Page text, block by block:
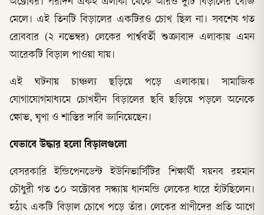
অক্টোবর। পরদিন একই এলাকা থেকে আরও দুটি বিড়ালের খোঁজ
মেলে। এই তিনটি বিড়ালের একটিরও চোখ ছিল না। সবশেষ গত
রোববার (২ নভেম্বর) লেকের পার্শ্ববর্তী শুক্রাবাদ এলাকায় এমন
আরেকটি বিড়াল পাওয়া যায়।
এই ঘটনায় চাঞ্চল্য ছড়িয়ে পড়ে এলাকায়। সামাজিক
যোগাযোগমাধ্যমে চোখহীন বিড়ালের ছবি ছড়িয়ে পড়লে অনেকে
ক্ষোভ, ঘৃণা ও শাস্তির দাবি জানিয়েছেন।
যেভাবে উদ্ধার হলো বিড়ালগুলো
বেসরকারি ইন্ডিপেনডেন্ট ইউনিভার্সিটির শিক্ষার্থী যয়নব রহমান
চৌধুরী গত ৩০ অক্টোবর সন্ধ্যায় ধানমন্ডি লেকের ধারে হাঁটছিলেন।
হঠাৎ একটি বিড়াল চোখে পড়ে তাঁর। লেকের প্রাণীদের প্রতি আগে